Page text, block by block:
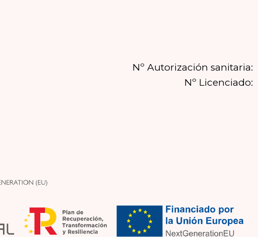
Nº Autorización sanitaria:
Nº Licenciado: